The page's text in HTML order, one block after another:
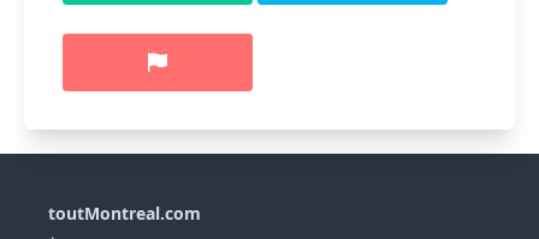
toutMontreal.com